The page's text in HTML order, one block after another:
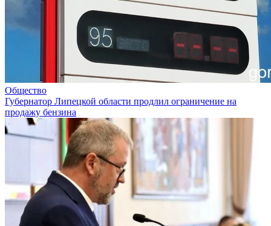
Общество
Губернатор Липецкой области продлил ограничение на
продажу бензина